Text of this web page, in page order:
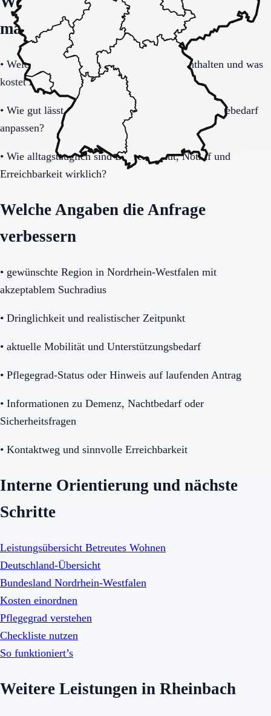
machen
• Welche Leistungen sind im Grundpaket enthalten und was
kostet zusätzlich?
• Wie gut lässt sich das Modell bei steigendem Hilfebedarf
anpassen?
• Wie alltagstauglich sind Barrierearmut, Notruf und
Erreichbarkeit wirklich?
Welche Angaben die Anfrage
verbessern
• gewünschte Region in Nordrhein-Westfalen mit
akzeptablem Suchradius
• Dringlichkeit und realistischer Zeitpunkt
• aktuelle Mobilität und Unterstützungsbedarf
• Pflegegrad-Status oder Hinweis auf laufenden Antrag
• Informationen zu Demenz, Nachtbedarf oder
Sicherheitsfragen
• Kontaktweg und sinnvolle Erreichbarkeit
Interne Orientierung und nächste
Schritte
Leistungsübersicht Betreutes Wohnen
Deutschland-Übersicht
Bundesland Nordrhein-Westfalen
Kosten einordnen
Pflegegrad verstehen
Checkliste nutzen
So funktioniert’s
Weitere Leistungen in Rheinbach